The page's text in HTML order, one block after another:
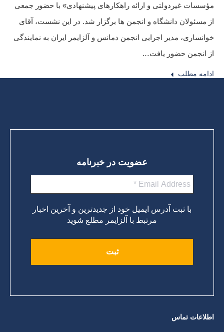
مؤسسات غیردولتی و ارائه راهکارهای پیشنهادی» با حضور جمعی
از مسئولان دانشگاه و انجمن ها برگزار شد. در این نشست، آقای
خوانساری، مدیر اجرایی انجمن دمانس و آلزایمر ایران به نمایندگی
از انجمن حضور یافت…
ادامه مطلب
عضویت در خبرنامه
با ثبت آدرس ایمیل خود از جدیدترین و آخرین اخبار
مرتبط با آلزایمر مطلع شوید
اطلاعات تماس